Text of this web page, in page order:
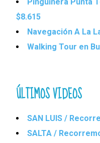
Pinguinera Punta
$8.615
Navegación A La
Walking Tour en
ÚLTIMOS VIDEOS
SAN LUIS /
SALTA /